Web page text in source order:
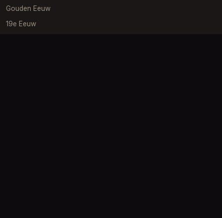
Gouden Eeuw
19e Eeuw